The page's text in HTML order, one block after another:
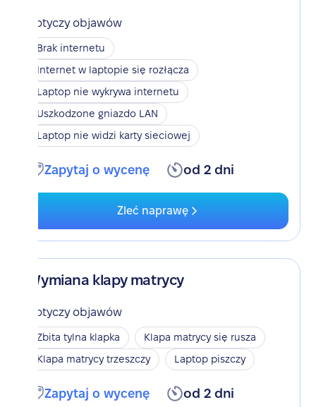
Dotyczy objawów
Brak internetu
Internet w laptopie się rozłącza
Laptop nie wykrywa internetu
Uszkodzone gniazdo LAN
Laptop nie widzi karty sieciowej
Zapytaj o wycenę od 2 dni
Zleć naprawę
Wymiana klapy matrycy
Dotyczy objawów
Zbita tylna klapka
Klapa matrycy się rusza
Klapa matrycy trzeszczy
Laptop piszczy
Zapytaj o wycenę od 2 dni